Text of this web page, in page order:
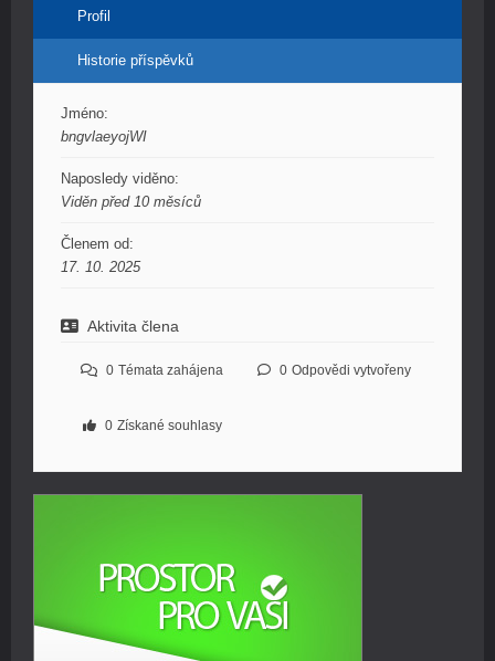
Profil
Historie příspěvků
Jméno:
bngvlaeyojWI
Naposledy viděno:
Viděn před 10 měsíců
Členem od:
17. 10. 2025
Aktivita člena
0 Témata zahájena 0 Odpovědi vytvořeny
0 Získané souhlasy